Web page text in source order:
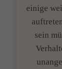
einige
sein